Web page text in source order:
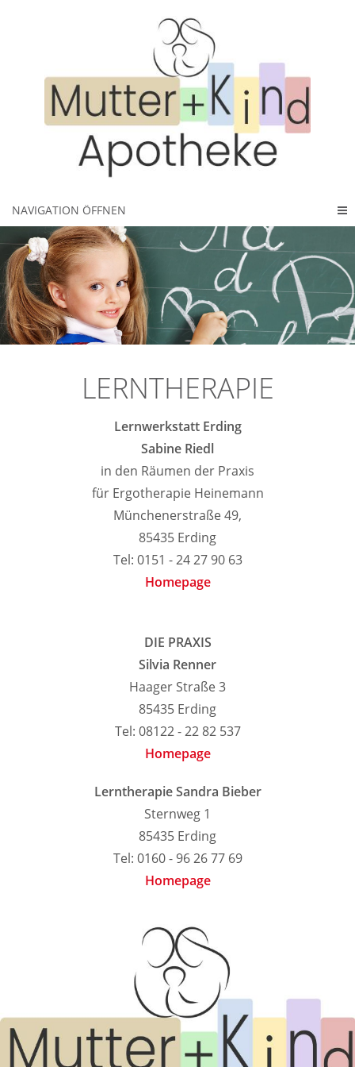
NAVIGATION ÖFFNEN
LERNTHERAPIE
Lernwerkstatt Erding
Sabine Riedl
in den Räumen der Praxis
für Ergotherapie Heinemann
Münchenerstraße 49,
85435 Erding
Tel: 0151 - 24 27 90 63
Homepage
DIE PRAXIS
Silvia Renner
Haager Straße 3
85435 Erding
Tel: 08122 - 22 82 537
Homepage
Lerntherapie Sandra Bieber
Sternweg 1
85435 Erding
Tel: 0160 - 96 26 77 69
Homepage